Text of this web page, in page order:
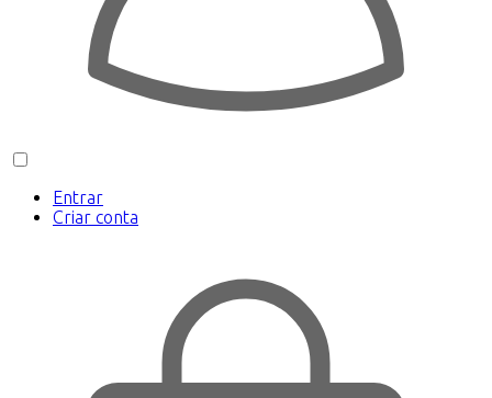
Entrar
Criar conta